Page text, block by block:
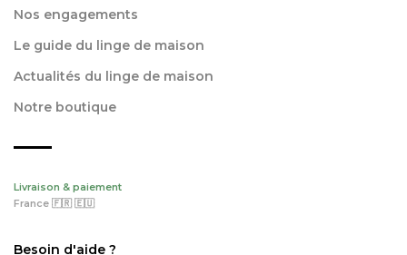
Nos engagements
Le guide du linge de maison
Actualités du linge de maison
Notre boutique
Livraison & paiement
France 🇫🇷 🇪🇺
Besoin d'aide ?